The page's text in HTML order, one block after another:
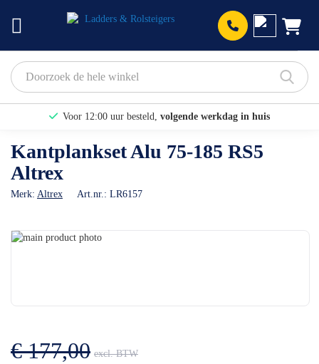
Voor 12:00 uur besteld, volgende werkdag in huis
Bekijk hier onze Actiepagina
Kantplankset Alu 75-185 RS5
Altrex
Merk: Altrex Art.nr.: LR6157
Ga
gallerij
€ 177,00